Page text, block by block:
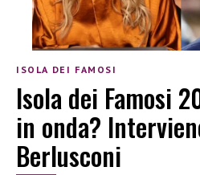
ISOLA DEI FAMOSI
Isola dei Famosi
in onda?
Berlusconi